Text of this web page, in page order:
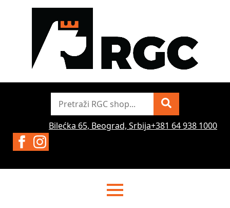
Bilećka 65, Beograd, Srbija+381 64 938 1000